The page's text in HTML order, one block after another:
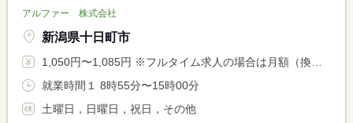
アルファー 株式会社
新潟県十日町市
1,050円〜1,085円 ※フルタイム求人の場合は月額（換算額）、パート求人の場合は時間額を表示しています。
就業時間１ 8時55分〜15時00分
土曜日，日曜日，祝日，その他